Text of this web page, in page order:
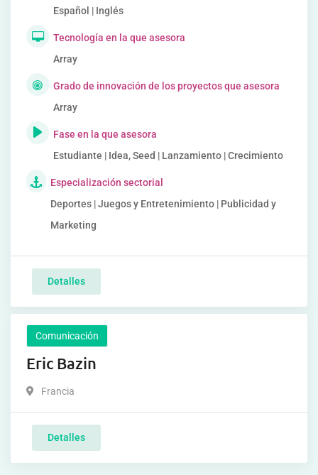
Español | Inglés
Tecnología en la que asesora
Array
Grado de innovación de los proyectos que asesora
Array
Fase en la que asesora
Estudiante | Idea, Seed | Lanzamiento | Crecimiento
Especialización sectorial
Deportes | Juegos y Entretenimiento | Publicidad y
Marketing
Detalles
Comunicación
Eric Bazin
Francia
Detalles